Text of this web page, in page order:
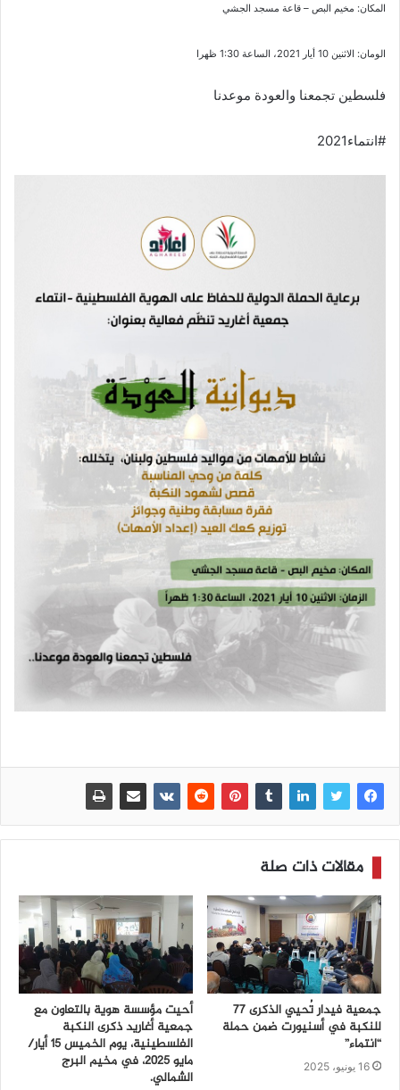
المكان: مخيم البص – قاعة مسجد الجشي
الومان: الاثنين 10 أيار 2021، الساعة 1:30 ظهرا
فلسطين تجمعنا والعودة موعدنا
#انتماء2021
مقالات ذات صلة
جمعية فيدار تُحيي الذكرى 77
للنكبة في أسنيورت ضمن حملة
“انتماء”
16 يونيو، 2025
أحيت مؤسسة هوية بالتعاون مع
جمعية أغاريد ذكرى النكبة
الفلسطينية، يوم الخميس 15 أيار/
مايو 2025، في مخيم البرج
الشمالي.